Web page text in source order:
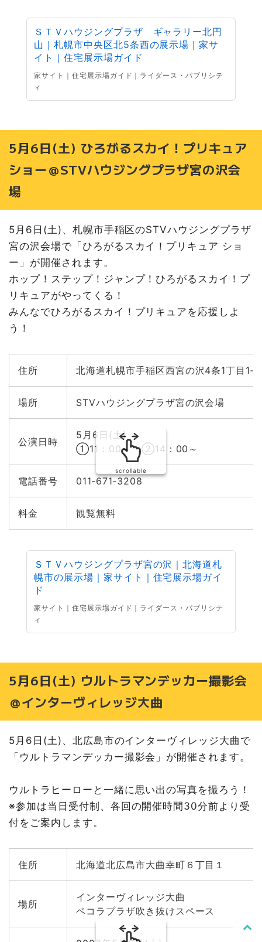
ＳＴＶハウジングプラザ ギャラリー北円
山｜札幌市中央区北5条西の展示場｜家サ
イト｜住宅展示場ガイド
家サイト｜住宅展示場ガイド｜ライダース・パブリシテ
ィ
5月6日(土) ひろがるスカイ！プリキュア
ショー＠STVハウジングプラザ宮の沢会
場
5月6日(土)、札幌市手稲区のSTVハウジングプラザ
宮の沢会場で「ひろがるスカイ！プリキュア ショ
ー」が開催されます。
ホップ！ステップ！ジャンプ！ひろがるスカイ！プ
リキュアがやってくる！
みんなでひろがるスカイ！プリキュアを応援しよ
う！
住所 北海道札幌市手稲区西宮の沢4条1丁目
場所 STVハウジングプラザ宮の沢会場
公演日時
5月6日(土)
①11：00～ ②14：00～
電話番号 011‐671‐3208
料金 観覧無料
scrollable
ＳＴＶハウジングプラザ宮の沢｜北海道札
幌市の展示場｜家サイト｜住宅展示場ガイ
ド
家サイト｜住宅展示場ガイド｜ライダース・パブリシテ
ィ
5月6日(土) ウルトラマンデッカー撮影会
＠インターヴィレッジ大曲
5月6日(土)、北広島市のインターヴィレッジ大曲で
「ウルトラマンデッカー撮影会」が開催されます。
ウルトラヒーローと一緒に思い出の写真を撮ろう！
※参加は当日受付制、各回の開催時間30分前より受
付をご案内します。
住所 北海道北広島市大曲幸町６丁目１
場所
インターヴィレッジ大曲
ペコラプラザ吹き抜けスペース